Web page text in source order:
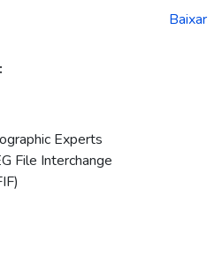
Experts
File Interchange
Baixar